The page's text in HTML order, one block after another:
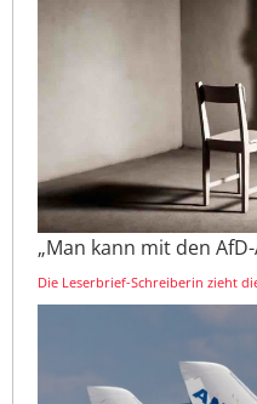
„Man kann mit den
Die Leserbrief-Schreiberin zieht